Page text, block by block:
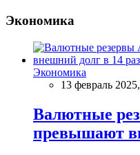
Экономика
Экономика
13 февраль
Валютные
превышают